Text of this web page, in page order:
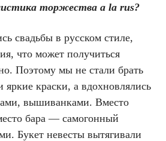
торжества a la rus?
свадьбы в русском стиле,
что может получиться
Поэтому мы не стали брать
яркие краски, а вдохновлялись
вышиванками. Вместо
бара — самогонный
Букет невесты вытягивали